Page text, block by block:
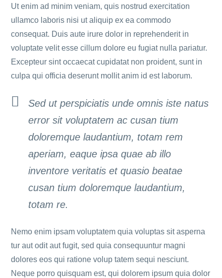
Ut enim ad minim veniam, quis nostrud exercitation
ullamco laboris nisi ut aliquip ex ea commodo
consequat. Duis aute irure dolor in reprehenderit in
voluptate velit esse cillum dolore eu fugiat nulla pariatur.
Excepteur sint occaecat cupidatat non proident, sunt in
culpa qui officia deserunt mollit anim id est laborum.
Sed ut perspiciatis unde omnis iste natus
error sit voluptatem ac cusan tium
doloremque laudantium, totam rem
aperiam, eaque ipsa quae ab illo
inventore veritatis et quasio beatae
cusan tium doloremque laudantium,
totam re.
Nemo enim ipsam voluptatem quia voluptas sit asperna
tur aut odit aut fugit, sed quia consequuntur magni
dolores eos qui ratione volup tatem sequi nesciunt.
Neque porro quisquam est, qui dolorem ipsum quia dolor